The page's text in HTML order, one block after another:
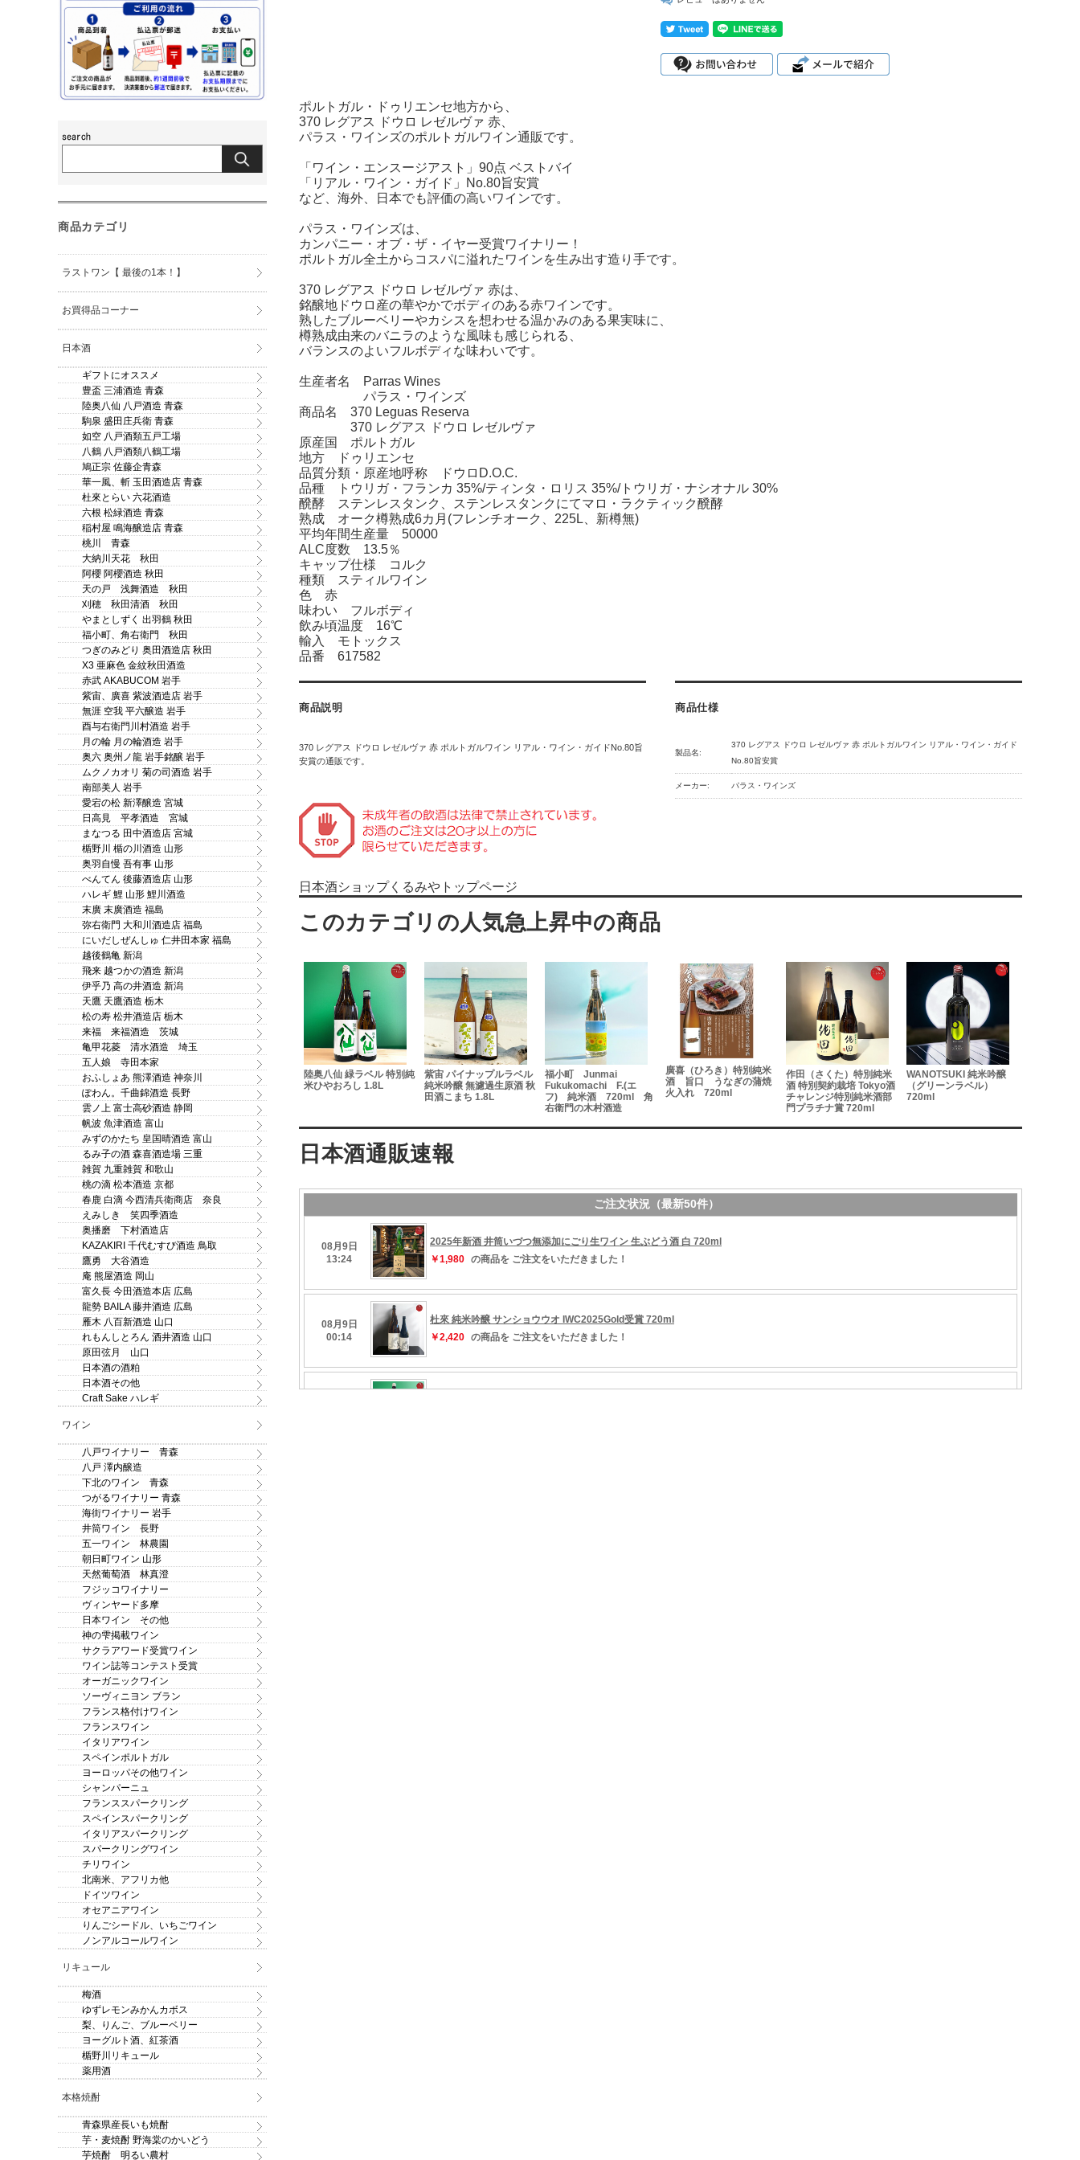
ポルトガル・ドゥリエンセ地方から、
370 レグアス ドウロ レゼルヴァ 赤、
パラス・ワインズのポルトガルワイン通販です。
「ワイン・エンスージアスト」90点 ベストバイ
「リアル・ワイン・ガイド」No.80旨安賞
など、海外、日本でも評価の高いワインです。
パラス・ワインズは、
カンパニー・オブ・ザ・イヤー受賞ワイナリー！
ポルトガル全土からコスパに溢れたワインを生み出す造り手です。
370 レグアス ドウロ レゼルヴァ 赤は、
銘醸地ドウロ産の華やかでボディのある赤ワインです。
熟したブルーベリーやカシスを想わせる温かみのある果実味に、
樽熟成由来のバニラのような風味も感じられる、
バランスのよいフルボディな味わいです。
生産者名 Parras Wines
パラス・ワインズ
商品名 370 Leguas Reserva
370 レグアス ドウロ レゼルヴァ
原産国 ポルトガル
地方 ドゥリエンセ
品質分類・原産地呼称 ドウロD.O.C.
品種 トウリガ・フランカ 35%/ティンタ・ロリス 35%/トウリガ・ナシオナル 30%
醗酵 ステンレスタンク、ステンレスタンクにてマロ・ラクティック醗酵
熟成 オーク樽熟成6カ月(フレンチオーク、225L、新樽無)
平均年間生産量 50000
ALC度数 13.5％
キャップ仕様 コルク
種類 スティルワイン
色 赤
味わい フルボディ
飲み頃温度 16℃
輸入 モトックス
品番 617582
商品説明
370 レグアス ドウロ レゼルヴァ 赤 ポルトガルワイン リアル・ワイン・ガイドNo.80旨
安賞の通販です。
商品仕様
製品名:
370 レグアス ドウロ レゼルヴァ 赤 ポルトガルワイン リアル・ワイン・ガイド
No.80旨安賞
メーカー: パラス・ワインズ
日本酒ショップくるみやトップページ
岩手誉 南部亀の尾 辛口本
醸造 生貯蔵酒 720ml
賞味期限2026/07/31 蔵
王高原 超濃厚ヨーグルト
酒 1.8L ※危険なお酒です
ので、ギフトでのご注文
はお断り致します！
陸奥八仙 緑ラベル 特別純
米ひやおろし 1.8L
紫宙 パイナップルラベル
純米吟醸 無濾過生原酒 秋
田酒こまち 1.8L
福小町 Junmai
Fukukomachi F.(エ
フ) 純米酒 720ml 角
右衛門の木村酒造
廣喜（ひろき）特別純米
酒 旨口 うなぎの蒲焼
火入れ 720ml
作田（さくた）特別純米
酒 特別契約栽培 Tokyo酒
チャレンジ特別純米酒部
門プラチナ賞 720ml
WANOTSUKI 純米吟醸
（グリーンラベル）
720ml
商品カテゴリ
ラストワン【 最後の1本！】
お買得品コーナー
日本酒
ギフトにオススメ
豊盃 三浦酒造 青森
陸奥八仙 八戸酒造 青森
駒泉 盛田庄兵衛 青森
如空 八戸酒類五戸工場
八鶴 八戸酒類八鶴工場
鳩正宗 佐藤企青森
華一風、斬 玉田酒造店 青森
杜來とらい 六花酒造
六根 松緑酒造 青森
稲村屋 鳴海醸造店 青森
桃川 青森
大納川天花 秋田
阿櫻 阿櫻酒造 秋田
天の戸 浅舞酒造 秋田
刈穂 秋田清酒 秋田
やまとしずく 出羽鶴 秋田
福小町、角右衛門 秋田
つぎのみどり 奥田酒造店 秋田
X3 亜麻色 金紋秋田酒造
赤武 AKABUCOM 岩手
紫宙、廣喜 紫波酒造店 岩手
無涯 空我 平六醸造 岩手
酉与右衛門川村酒造 岩手
月の輪 月の輪酒造 岩手
奥六 奥州ノ龍 岩手銘醸 岩手
ムクノカオリ 菊の司酒造 岩手
南部美人 岩手
愛宕の松 新澤醸造 宮城
日高見 平孝酒造 宮城
まなつる 田中酒造店 宮城
楯野川 楯の川酒造 山形
奥羽自慢 吾有事 山形
べんてん 後藤酒造店 山形
ハレギ 鯉 山形 鯉川酒造
末廣 末廣酒造 福島
弥右衛門 大和川酒造店 福島
にいだしぜんしゅ 仁井田本家 福島
越後鶴亀 新潟
飛来 越つかの酒造 新潟
伊乎乃 高の井酒造 新潟
天鷹 天鷹酒造 栃木
松の寿 松井酒造店 栃木
来福 来福酒造 茨城
亀甲花菱 清水酒造 埼玉
五人娘 寺田本家
おふしょあ 熊澤酒造 神奈川
ぽわん。千曲錦酒造 長野
雲ノ上 富士高砂酒造 静岡
帆波 魚津酒造 富山
みずのかたち 皇国晴酒造 富山
るみ子の酒 森喜酒造場 三重
雑賀 九重雑賀 和歌山
桃の滴 松本酒造 京都
春鹿 白滴 今西清兵衛商店 奈良
えみしき 笑四季酒造
奥播磨 下村酒造店
KAZAKIRI 千代むすび酒造 鳥取
鷹勇 大谷酒造
庵 熊屋酒造 岡山
富久長 今田酒造本店 広島
龍勢 BAILA 藤井酒造 広島
雁木 八百新酒造 山口
れもんしとろん 酒井酒造 山口
原田弦月 山口
日本酒の酒粕
日本酒その他
Craft Sake ハレギ
ワイン
八戸ワイナリー 青森
八戸 澤内醸造
下北のワイン 青森
つがるワイナリー 青森
海街ワイナリー 岩手
井筒ワイン 長野
五一ワイン 林農園
朝日町ワイン 山形
天然葡萄酒 林真澄
フジッコワイナリー
ヴィンヤード多摩
日本ワイン その他
神の雫掲載ワイン
サクラアワード受賞ワイン
ワイン誌等コンテスト受賞
オーガニックワイン
ソーヴィニヨン ブラン
フランス格付けワイン
フランスワイン
イタリアワイン
スペインポルトガル
ヨーロッパその他ワイン
シャンパーニュ
フランススパークリング
スペインスパークリング
イタリアスパークリング
スパークリングワイン
チリワイン
北南米、アフリカ他
ドイツワイン
オセアニアワイン
りんごシードル、いちごワイン
ノンアルコールワイン
リキュール
梅酒
ゆずレモンみかんカボス
梨、りんご、ブルーベリー
ヨーグルト酒、紅茶酒
楯野川リキュール
薬用酒
本格焼酎
青森県産長いも焼酎
芋・麦焼酎 野海棠のかいどう
芋焼酎 明るい農村